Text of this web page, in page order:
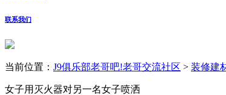
联系我们
当前位置： J9俱乐部老哥吧!老哥交流社区 > 装修建
女子用灭火器对另一名女子喷洒